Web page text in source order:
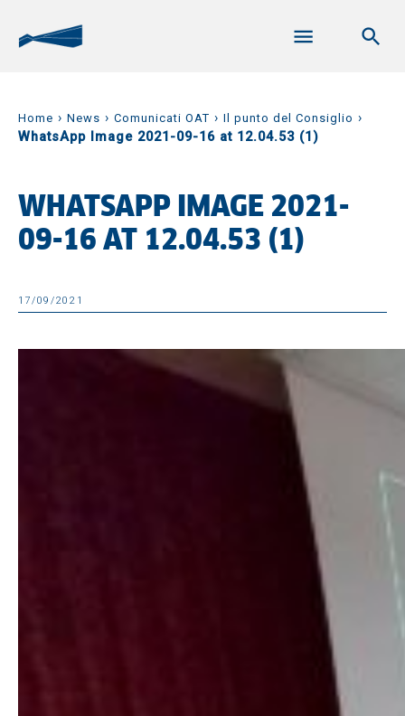
Home › News › Comunicati OAT › Il punto del Consiglio ›
WhatsApp Image 2021-09-16 at 12.04.53 (1)
WHATSAPP IMAGE 2021-
09-16 AT 12.04.53 (1)
17/09/2021